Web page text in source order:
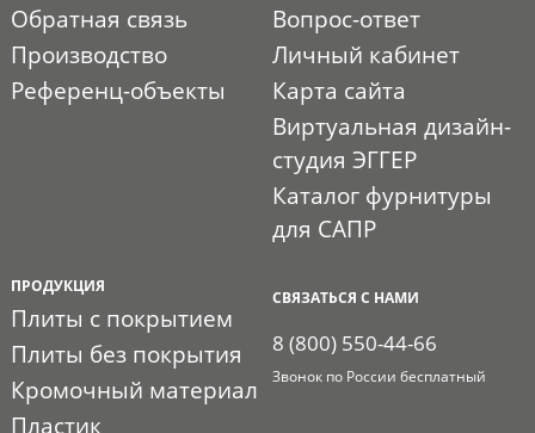
Обратная связь
Производство
Референц-объекты
Вопрос-ответ
Личный кабинет
Карта сайта
Виртуальная дизайн-
студия ЭГГЕР
Каталог фурнитуры
для САПР
ПРОДУКЦИЯ
Плиты с покрытием
Плиты без покрытия
Кромочный материал
Пластик
СВЯЗАТЬСЯ С НАМИ
8 (800) 550-44-66
Звонок по России бесплатный